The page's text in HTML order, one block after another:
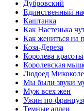
Дубровский
Единственный
Каштанка
Как Настенька
Как жениться на
Коза-Дереза
Королева красоты
Королевская
Людоед
Мы были звуки
Муж всех жен
Ужин по-
Темные аллеи